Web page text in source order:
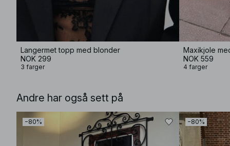
Langermet topp med blonder
NOK 299
3 farger
Maxikjole
NOK 559
4 farger
Andre har også sett på
−80% −80%